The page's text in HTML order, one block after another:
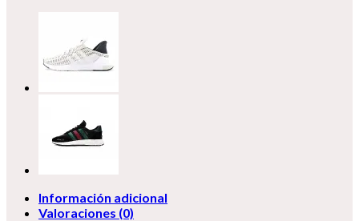
Información adicional
Valoraciones (0)